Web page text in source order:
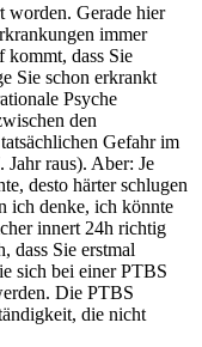
worden. Gerade hier
immer
kommt, dass Sie
Sie schon erkrankt
Psyche
den
Gefahr im
raus). Aber: Je
desto härter schlugen
ich denke, ich könnte
innert 24h richtig
dass Sie erstmal
sich bei einer PTBS
Die PTBS
die nicht